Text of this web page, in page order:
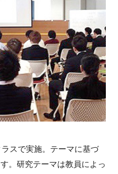
スで実施。テーマに基づ
。研究テーマは教員によっ